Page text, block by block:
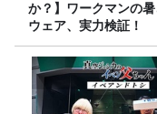
か？】ワークマンの
ウェア、実力検証！